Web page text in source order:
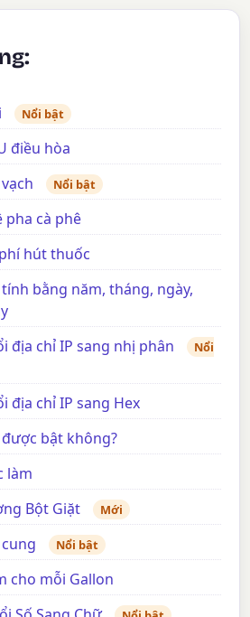
Nổi bật
điều hòa
Nổi bật
pha cà phê
hút thuốc
bằng năm, tháng, ngày,
địa chỉ IP sang nhị phân
Nổi
địa chỉ IP sang Hex
được bật không?
làm
Bột Giặt
Mới
Nổi bật
cho mỗi Gallon